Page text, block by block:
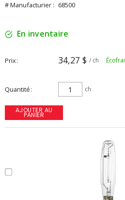
# Manufacturier : 68500
En inventaire
Prix 34,27 $ / ch
Quantité ch
AJOUTER AU
PANIER